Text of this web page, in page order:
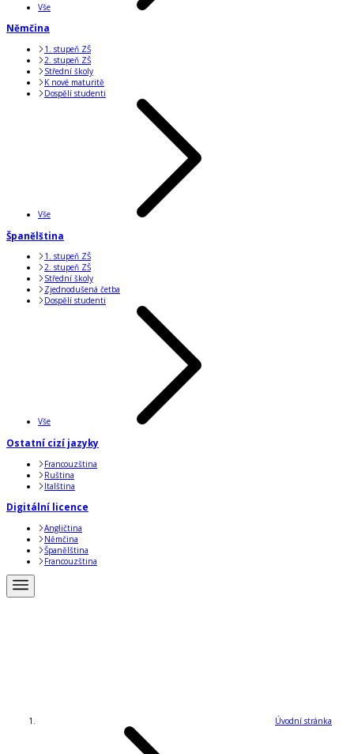
Vše
Němčina
1. stupeň ZŠ
2. stupeň ZŠ
Střední školy
K nové maturitě
Dospělí studenti
Vše
Španělština
1. stupeň ZŠ
2. stupeň ZŠ
Střední školy
Zjednodušená četba
Dospělí studenti
Vše
Ostatní cizí jazyky
Francouzština
Ruština
Italština
Digitální licence
Angličtina
Němčina
Španělština
Francouzština
Úvodní stránka